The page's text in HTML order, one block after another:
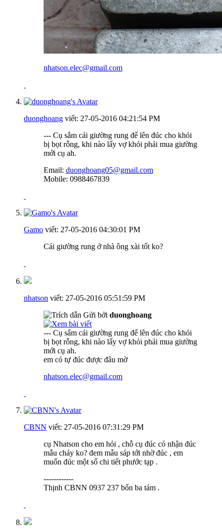
nhatson.elec@gmail.com
duonghoang viết: 27-05-2016 04:21:54 PM
--- Cụ sắm cái giường rung để lên đúc cho khỏi
bị bọt rỗng, khi nào lấy vợ khỏi phải mua giường
mới cụ ah.
Email: duonghoang05@gmail.com
Mobile: 0988467839
Gamo viết: 27-05-2016 04:30:01 PM
Cái giường rung ở nhà ông xài tốt ko?
nhatson viết: 27-05-2016 05:51:59 PM
Gửi bởi duonghoang
--- Cụ sắm cái giường rung để lên đúc cho khỏi
bị bọt rỗng, khi nào lấy vợ khỏi phải mua giường
mới cụ ah.
em có tự đúc được đâu mờ
nhatson.elec@gmail.com
CBNN viết: 27-05-2016 07:31:29 PM
cụ Nhatson cho em hỏi , chỗ cụ đúc có nhận đúc
mẫu chảy ko? đem mẫu sáp tới nhờ đúc , em
muốn đúc một số chi tiết phước tạp .
------------
Thịnh CBNN 0937 237 bốn ba tám .